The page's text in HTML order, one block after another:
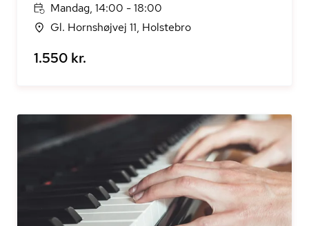
Mandag, 14:00 - 18:00
Gl. Hornshøjvej 11, Holstebro
1.550 kr.